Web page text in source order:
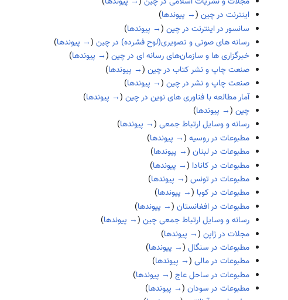
اینترنت در چین (→ پیوندها)
سانسور در اینترنت در چین (→ پیوندها)
رسانه های صوتی و تصویری(لوح فشرده) در چین (→ پیوندها)
خبرگزاری ها و سازمان‌های رسانه ای در چین (→ پیوندها)
صنعت چاپ و نشر کتاب در چین (→ پیوندها)
صنعت چاپ و نشر در چین (→ پیوندها)
آمار مطالعه با فناوری های نوین در چین (→ پیوندها)
چین (→ پیوندها)
رسانه و وسایل ارتباط جمعی (→ پیوندها)
مطبوعات در روسیه (→ پیوندها)
مطبوعات در لبنان (→ پیوندها)
مطبوعات در کانادا (→ پیوندها)
مطبوعات در تونس (→ پیوندها)
مطبوعات در کوبا (→ پیوندها)
مطبوعات در افغانستان (→ پیوندها)
رسانه و وسايل ارتباط جمعی چین (→ پیوندها)
مجلات در ژاپن (→ پیوندها)
مطبوعات در سنگال (→ پیوندها)
مطبوعات در مالی (→ پیوندها)
مطبوعات در ساحل عاج (→ پیوندها)
مطبوعات در سودان (→ پیوندها)